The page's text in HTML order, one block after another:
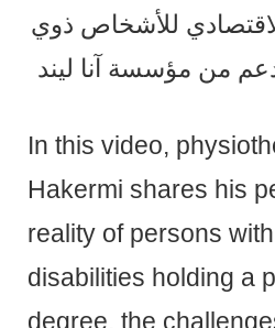
للأشخاص ذوي
من مؤسسة آنا ليند
In this video,
Hakermi shares his
reality of persons
disabilities holding a
degree, the